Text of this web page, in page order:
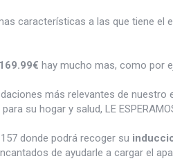
características a las que tiene el
169.99€ hay mucho mas, como por
más relevantes de nuestro
su hogar y salud, LE
donde podrá recoger su
de ayudarle a cargar el